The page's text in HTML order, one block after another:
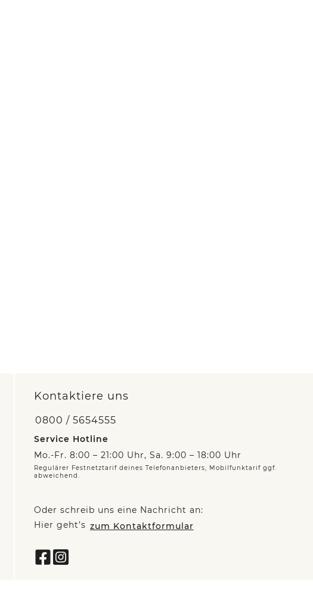
Kontaktiere uns
0800 / 5654555
Service Hotline
Mo.-Fr. 8:00 – 21:00 Uhr, Sa. 9:00 – 18:00 Uhr
Regulärer Festnetztarif deines Telefonanbieters, Mobilfunktarif ggf.
abweichend.
Oder schreib uns eine Nachricht an:
Hier geht’s zum Kontaktformular